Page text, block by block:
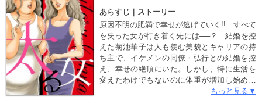
あらすじ｜ストーリー
原因不明の肥満で幸せが逃げていく!! すべて
を失った女が行き着く先には──？ 結婚を控
えた菊池華子は人も羨む美貌とキャリアの持
ち主で、イケメンの同僚・弘行との結婚を控
え、幸せの絶頂にいた。しかし、特に生活を
変えたわけでもないのに体重が増加し始め、
そのことで周りからバカにされるようにな
もっと見る▼